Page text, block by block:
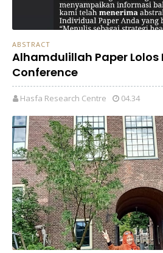
ABSTRACT
Alhamdulillah Paper Lolos
Conference
Hasfa Research Centre 04.34